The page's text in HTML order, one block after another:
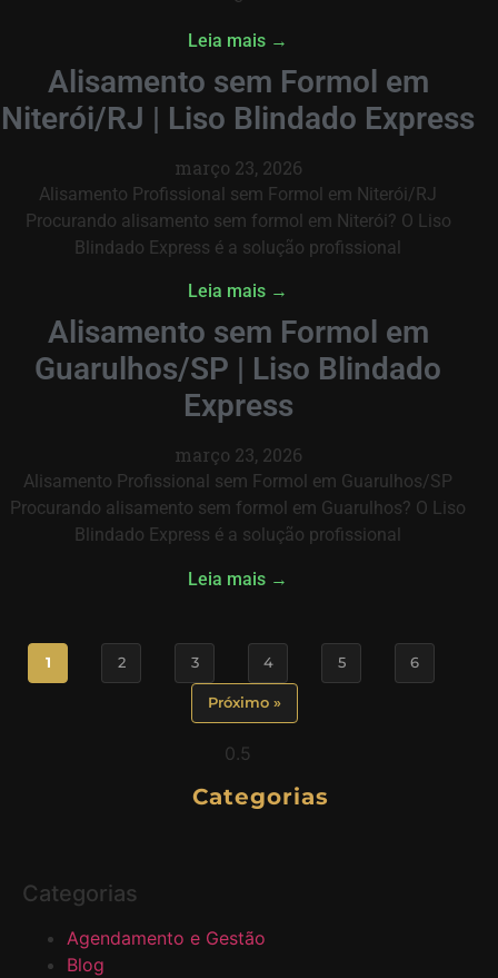
Leia mais →
Alisamento sem Formol em
Niterói/RJ | Liso Blindado Express
março 23, 2026
Alisamento Profissional sem Formol em Niterói/RJ
Procurando alisamento sem formol em Niterói? O Liso
Blindado Express é a solução profissional
Leia mais →
Alisamento sem Formol em
Guarulhos/SP | Liso Blindado
Express
março 23, 2026
Alisamento Profissional sem Formol em Guarulhos/SP
Procurando alisamento sem formol em Guarulhos? O Liso
Blindado Express é a solução profissional
Leia mais →
1 2 3 4 5 6
Próximo »
Categorias
Categorias
Agendamento e Gestão
Blog